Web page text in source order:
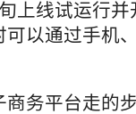
上线试运行
以通过手机
务平台走的